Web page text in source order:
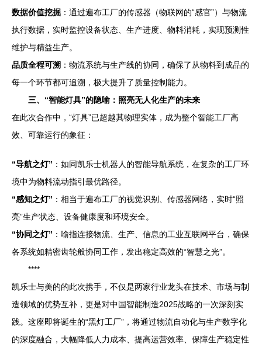
数据价值挖掘 ：通过遍布工厂的传感器（物联网的“感官”）与物流
执行数据，实时监控设备状态、生产进度、物料消耗，实现预测性
维护与精益生产。
品质全程可溯 ：物流系统与生产线的协同，确保了从物料到成品的
每一个环节都可追溯，极大提升了质量控制能力。
三、“智能灯具”的隐喻：照亮无人化生产的未来
在此次合作中，“灯具”已超越其物理实体，成为整个智能工厂高
效、可靠运行的象征：
“导航之灯” ：如同凯乐士机器人的智能导航系统，在复杂的工厂环
境中为物料流动指引最优路径。
“感知之灯” ：相当于遍布工厂的视觉识别、传感器网络，实时“照
亮”生产状态、设备健康度和环境安全。
“协同之灯” ：喻指连接物流、生产、信息的工业互联网平台，确保
各系统如精密齿轮般协同工作，发出稳定高效的“智慧之光”。
****
凯乐士与美的的此次携手，不仅是两家行业龙头在技术、市场与制
造领域的优势互补，更是对中国智能制造2025战略的一次深刻实
践。这座即将诞生的“黑灯工厂”，将通过物流自动化与生产数字化
的深度融合，大幅降低人力成本、提高运营效率、保障生产稳定性